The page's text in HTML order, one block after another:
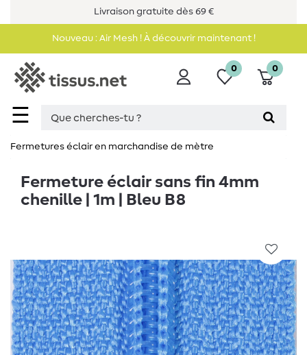
Livraison gratuite dès 69 €
Nouveau : Air Mesh ! À découvrir maintenant !
☰
0 0
Fermetures éclair en marchandise de mètre
Fermeture éclair sans fin 4mm
chenille | 1m | Bleu B8